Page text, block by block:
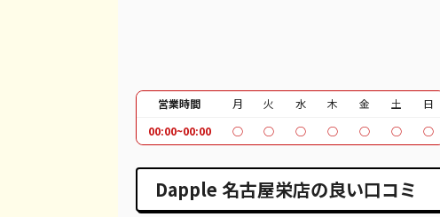
iPhone 11 Pro
iPhone 11 Pro Max
iPhone XR
iPhone XS
都度見積(非公開)
都度見積(非公開)
都度見積(非公開)
都度見積(非公開)
¥95,600
¥39,600
¥18,100
¥20,600
営業時間 月 火 水 木 金 土
日
00:00~00:00
○ ○ ○ ○ ○ ○ ○
Dapple 名古屋栄店の良い口コミ